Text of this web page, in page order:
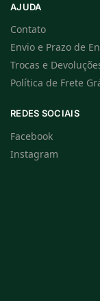
AJUDA
Contato
Envio e Prazo de
Trocas e
Política de Frete
REDES SOCIAIS
Facebook
Instagram